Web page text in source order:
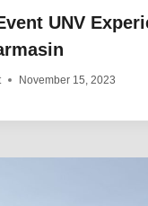
UNV
November 15, 2023